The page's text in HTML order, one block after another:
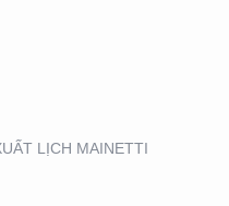
LỊCH MAINETTI